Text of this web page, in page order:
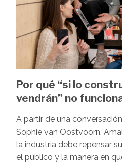
Por qué “si lo
vendrán” no
A partir de una
Sophie van Oostvoorn,
la industria debe repensar
el público y la manera en